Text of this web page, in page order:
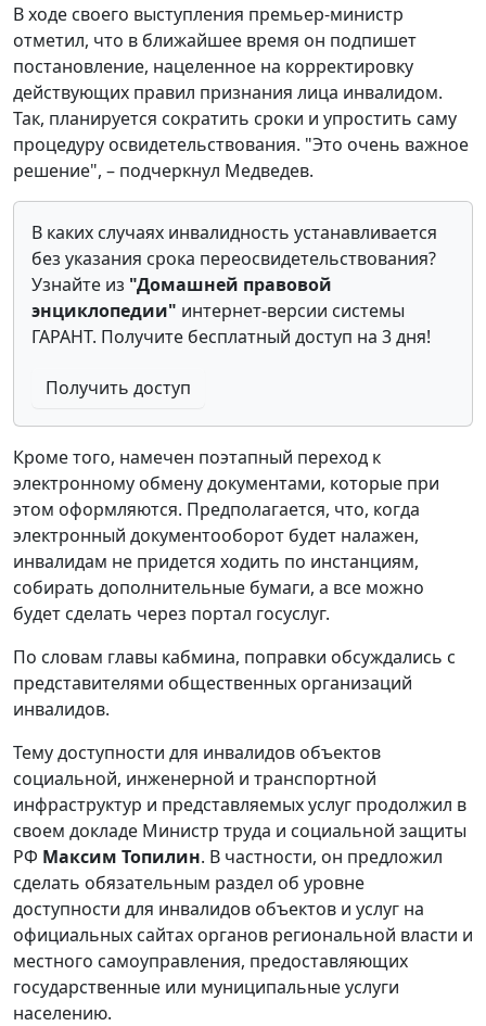
В ходе своего выступления премьер-министр
отметил, что в ближайшее время он подпишет
постановление, нацеленное на корректировку
действующих правил признания лица инвалидом.
Так, планируется сократить сроки и упростить саму
процедуру освидетельствования. "Это очень важное
решение", – подчеркнул Медведев.
В каких случаях инвалидность устанавливается
без указания срока переосвидетельствования?
Узнайте из "Домашней правовой
энциклопедии" интернет-версии системы
ГАРАНТ. Получите бесплатный доступ на 3 дня!
Получить доступ
Кроме того, намечен поэтапный переход к
электронному обмену документами, которые при
этом оформляются. Предполагается, что, когда
электронный документооборот будет налажен,
инвалидам не придется ходить по инстанциям,
собирать дополнительные бумаги, а все можно
будет сделать через портал госуслуг.
По словам главы кабмина, поправки обсуждались с
представителями общественных организаций
инвалидов.
Тему доступности для инвалидов объектов
социальной, инженерной и транспортной
инфраструктур и представляемых услуг продолжил в
своем докладе Министр труда и социальной защиты
РФ Максим Топилин. В частности, он предложил
сделать обязательным раздел об уровне
доступности для инвалидов объектов и услуг на
официальных сайтах органов региональной власти и
местного самоуправления, предоставляющих
государственные или муниципальные услуги
населению.